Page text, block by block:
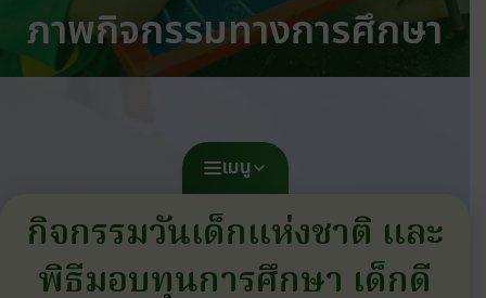
ภาพกิจกรรมทางการศึกษา
เมนู
กิจกรรมวันเด็กแห่งชาติ และ
พิธีมอบทุนการศึกษา เด็กดี